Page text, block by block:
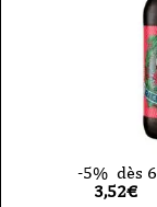
-5% dès 6
3,52€